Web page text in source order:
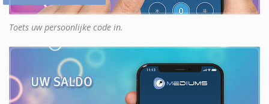
Toets uw persoonlijke code in.